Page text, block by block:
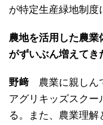
が特定生産緑地制度
農地を活用した農業
がずいぶん増えてき
野﨑 農業に親しん
アグリキッズスクー
る。また、農業理解